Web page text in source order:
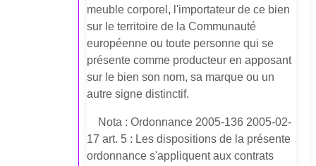
meuble corporel, l'importateur de ce bien
sur le territoire de la Communauté
européenne ou toute personne qui se
présente comme producteur en apposant
sur le bien son nom, sa marque ou un
autre signe distinctif.
Nota : Ordonnance 2005-136 2005-02-
17 art. 5 : Les dispositions de la présente
ordonnance s'appliquent aux contrats